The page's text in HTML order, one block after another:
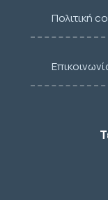
Πολιτική